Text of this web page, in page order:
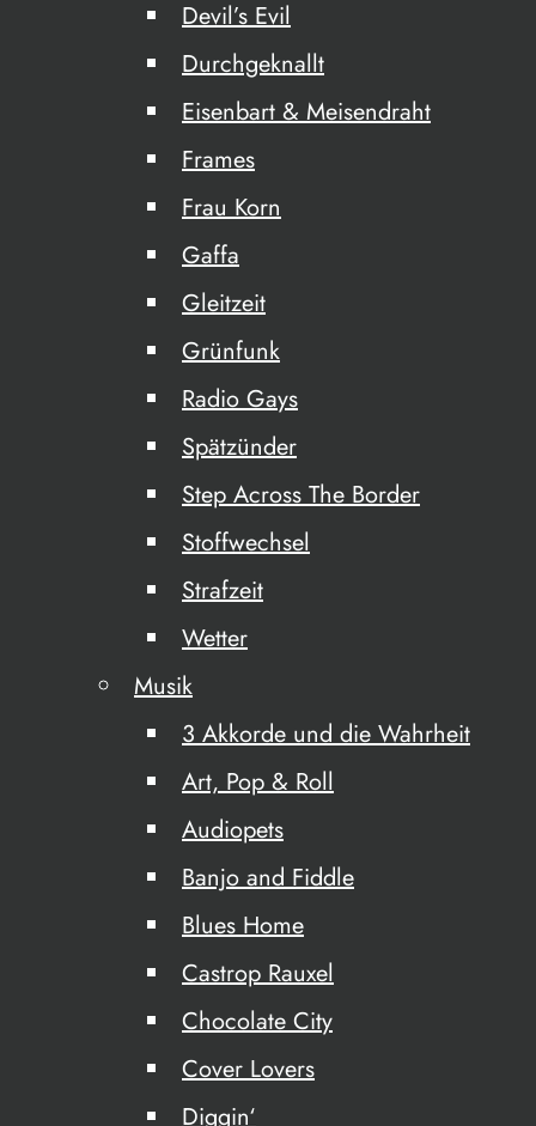
Devil’s Evil
Durchgeknallt
Eisenbart & Meisendraht
Frames
Frau Korn
Gaffa
Gleitzeit
Grünfunk
Radio Gays
Spätzünder
Step Across The Border
Stoffwechsel
Strafzeit
Wetter
Musik
3 Akkorde und die Wahrheit
Art, Pop & Roll
Audiopets
Banjo and Fiddle
Blues Home
Castrop Rauxel
Chocolate City
Cover Lovers
Diggin‘